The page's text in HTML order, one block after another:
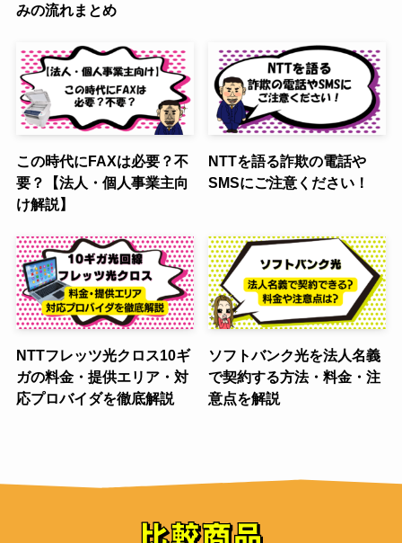
みの流れまとめ
この時代にFAXは必要？不
要？【法人・個人事業主向
け解説】
NTTを語る詐欺の電話や
SMSにご注意ください！
NTTフレッツ光クロス10ギ
ガの料金・提供エリア・対
応プロバイダを徹底解説
ソフトバンク光を法人名義
で契約する方法・料金・注
意点を解説